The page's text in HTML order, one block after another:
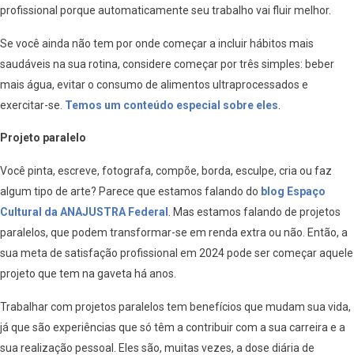
profissional porque automaticamente seu trabalho vai fluir melhor.
Se você ainda não tem por onde começar a incluir hábitos mais
saudáveis na sua rotina, considere começar por três simples: beber
mais água, evitar o consumo de alimentos ultraprocessados e
exercitar-se. Temos um conteúdo especial sobre eles
Projeto paralelo
Você pinta, escreve, fotografa, compõe, borda, esculpe, cria ou faz
algum tipo de arte? Parece que estamos falando do blog Espaço
Cultural da ANAJUSTRA Federal
. Mas estamos falando de projetos
paralelos, que podem transformar-se em renda extra ou não. Então, a
sua meta de satisfação profissional em 2024 pode ser começar aquele
projeto que tem na gaveta há anos.
Trabalhar com projetos paralelos tem benefícios que mudam sua vida,
já que são experiências que só têm a contribuir com a sua carreira e a
sua realização pessoal. Eles são, muitas vezes, a dose diária de